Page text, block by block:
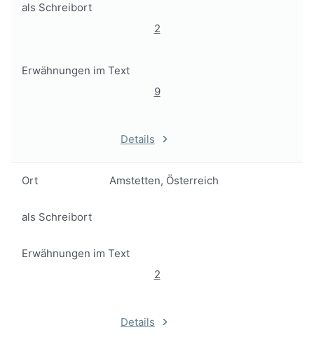
als Schreibort
2
Erwähnungen im Text
9
Details
Ort Amstetten, Österreich
als Schreibort
Erwähnungen im Text
2
Details